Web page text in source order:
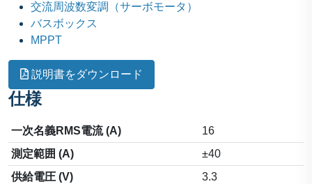
交流周波数変調（サーボモータ）
バスボックス
MPPT
説明書をダウンロード
仕様
一次名義RMS電流 (A)
16
測定範囲 (A)
±40
供給電圧 (V)
3.3